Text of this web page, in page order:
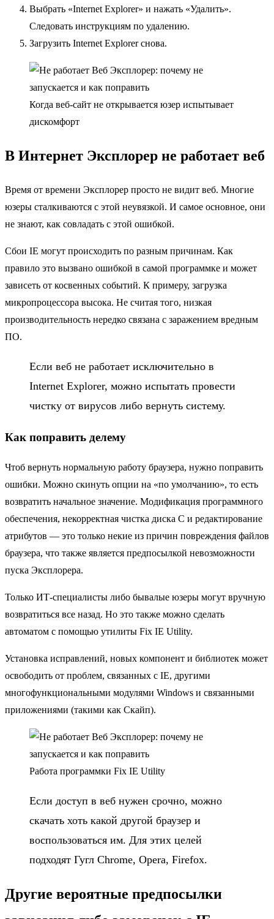
Выбрать «Internet Explorer» и нажать «Удалить».
Следовать инструкциям по удалению.
Загрузить Internet Explorer снова.
Когда веб-сайт не открывается юзер испытывает
дискомфорт
В Интернет Эксплорер не работает веб
Время от времени Эксплорер просто не видит веб. Многие
юзеры сталкиваются с этой неувязкой. И самое основное, они
не знают, как совладать с этой ошибкой.
Сбои IE могут происходить по разным причинам. Как
правило это вызвано ошибкой в ​​самой программке и может
зависеть от косвенных событий. К примеру, загрузка
микропроцессора высока. Не считая того, низкая
производительность нередко связана с заражением вредным
ПО.
Если веб не работает исключительно в
Internet Explorer, можно испытать провести
чистку от вирусов либо вернуть систему.
Как поправить делему
Чтоб вернуть нормальную работу браузера, нужно поправить
ошибки. Можно скинуть опции на «по умолчанию», то есть
возвратить начальное значение. Модификация программного
обеспечения, некорректная чистка диска C и редактирование
атрибутов — это только некие из причин повреждения файлов
браузера, что также является предпосылкой невозможности
пуска Эксплорера.
Только ИТ-специалисты либо бывалые юзеры могут вручную
возвратиться все назад. Но это также можно сделать
автоматом с помощью утилиты Fix IE Utility.
Установка исправлений, новых компонент и библиотек может
освободить от проблем, связанных с IE, другими
многофункциональными модулями Windows и связанными
приложениями (такими как Скайп).
Работа программки Fix IE Utility
Если доступ в веб нужен срочно, можно
скачать хоть какой другой браузер и
воспользоваться им. Для этих целей
подходят Гугл Chrome, Opera, Firefox.
Другие вероятные предпосылки